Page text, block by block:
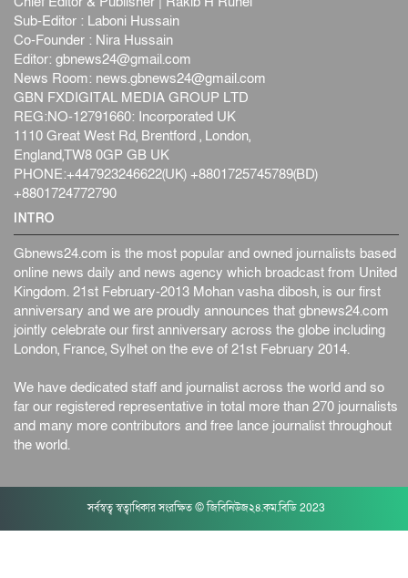
Sub-Editor : Laboni Hussain
Co-Founder : Nira Hussain
Editor: gbnews24@gmail.com
News Room: news.gbnews24@gmail.com
GBN FXDIGITAL MEDIA GROUP LTD
REG:NO-12791660: Incorporated UK
1110 Great West Rd, Brentford , London,
England,TW8 0GP GB UK
PHONE:+447923246622(UK) +8801725745789(BD)
+8801724772790
INTRO
Gbnews24.com is the most popular and owned journalists based
online news daily and news agency which broadcast from United
Kingdom. 21st February-2013 Mohan vasha dibosh, is our first
anniversary and we are proudly announces that gbnews24.com
jointly celebrate our first anniversary across the globe including
London, France, Sylhet on the eve of 21st February 2014.
We have dedicated staff and journalist across the world and so
far our registered representative in total more than 270 journalists
and many more contributors and free lance journalist throughout
the world.
সর্বস্বত্ব স্বত্বাধিকার সংরক্ষিত © জিবিনিউজ২৪.কম.বিডি 2023